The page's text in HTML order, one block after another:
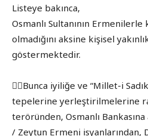
Listeye bakınca,
Osmanlı Sultanının
olmadığını aksine kişisel
göstermektedir.
👉🏾Bunca iyiliğe ve “Millet-i
tepelerine yerleştirilmelerine
teröründen, Osmanlı
/ Zeytun Ermeni isyanlarından,